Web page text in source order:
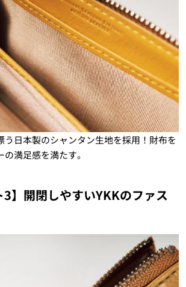
う日本製のシャンタン生地を採用！財布を
満足感を満たす。
3】開閉しやすいYKKのファス